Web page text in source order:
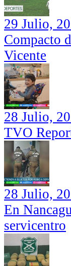
29 Julio,
Compacto
Vicente
28 Julio,
TVO
28 Julio,
En
servicentro